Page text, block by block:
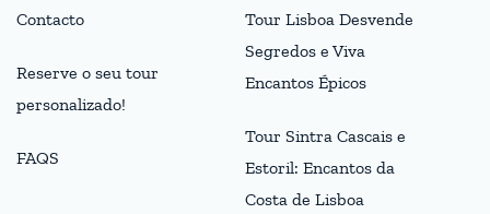
Contacto
Reserve o seu tour
personalizado!
FAQS
Tour Lisboa Desvende
Segredos e Viva
Encantos Épicos
Tour Sintra Cascais e
Estoril: Encantos da
Costa de Lisboa